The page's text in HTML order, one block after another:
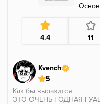
4.4 11
Kvench
5
Как бы выразится.
ЭТО ОЧЕНЬ ГОДНАЯ